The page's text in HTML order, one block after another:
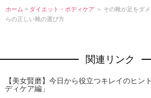
ホーム > ダイエット・ボディケア ＞ その靴が足をダ
らの正しい靴の選び方
関連リンク
【美女賢磨】今日から役立つキレイのヒン
ディケア編」